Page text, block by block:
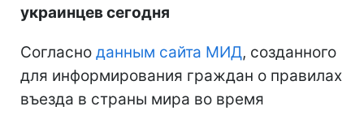
украинцев сегодня
Согласно данным сайта МИД, созданного
для информирования граждан о правилах
въезда в страны мира во время